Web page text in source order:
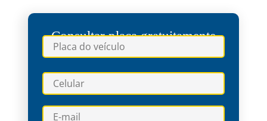
Consultar placa gratuitamente